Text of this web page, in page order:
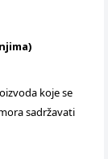
koje se
sadržavati